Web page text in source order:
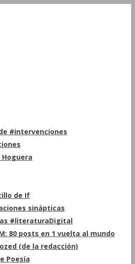
#intervenciones
de If
sinápticas
#literaturaDigital
80 posts en 1 vuelta al mundo
(de la redacción)
Poesía